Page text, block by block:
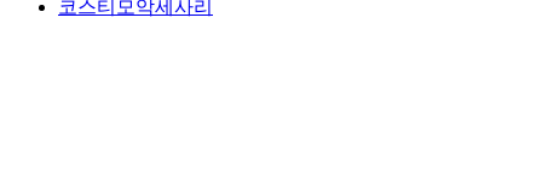
코스티모악세사리